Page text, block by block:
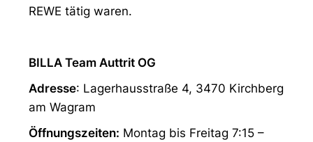
REWE tätig waren.
BILLA Team Auttrit OG
Adresse: Lagerhausstraße 4, 3470 Kirchberg
am Wagram
Öffnungszeiten: Montag bis Freitag 7:15 –